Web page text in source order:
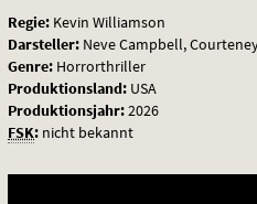
Regie: Kevin Williamson
Darsteller: Neve Campbell,
Genre: Horrorthriller
Produktionsland: USA
Produktionsjahr:2026
FSK: nicht bekannt